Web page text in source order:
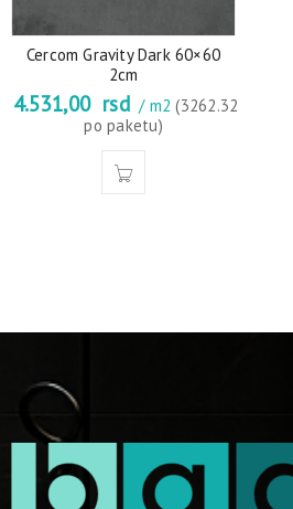
Cercom Gravity Dark 60×60
2cm
4.531,00 rsd / m2(3262.32
po paketu)